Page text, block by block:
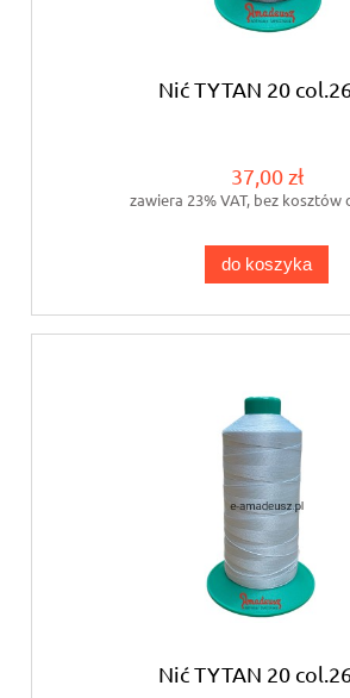
Nić TYTAN 20
37,00 zł
zawiera 23% VAT, bez kosztów
do koszyka
Nić TYTAN 20